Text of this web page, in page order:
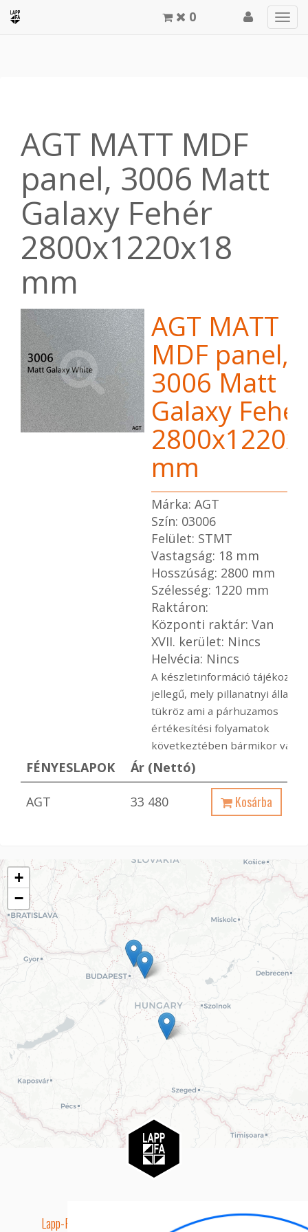
0
AGT MATT MDF
panel, 3006 Matt
Galaxy Fehér
2800x1220x18
mm
AGT MATT
MDF panel,
3006 Matt
Galaxy Fehér
mm
Márka: AGT
Szín: 03006
Felület: STMT
Vastagság: 18 mm
Hosszúság: 2800 mm
Szélesség: 1220 mm
Raktáron:
Központi raktár: Van
XVII. kerület: Nincs
Helvécia: Nincs
A készletinformáció
jellegű, mely pillanatnyi
tükröz ami a párhuzamos
értékesítési folyamatok
következtében bármikor
FÉNYESLAPOK Ár (Nettó)
AGT 33 480 Kosárba
+
−
Lapp-Fa EUTR technikai azonosító száma: AA5849163